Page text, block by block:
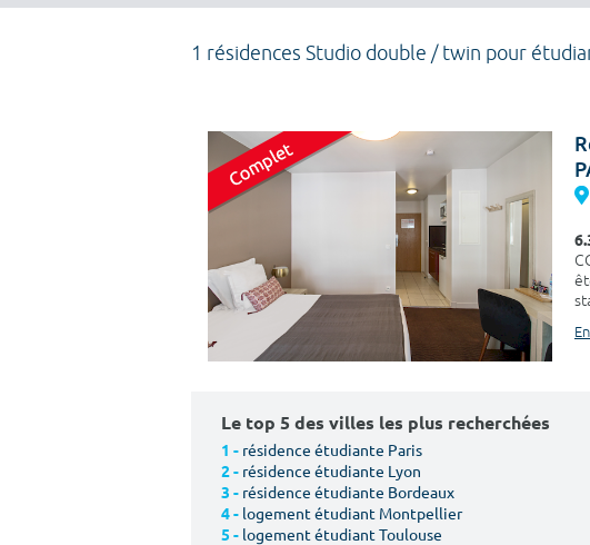
1 résidences Studio double / twin pour
Le top 5 des villes les plus recherchées
1 - résidence étudiante Paris
2 - résidence étudiante Lyon
3 - résidence étudiante Bordeaux
4 - logement étudiant Montpellier
5 - logement étudiant Toulouse